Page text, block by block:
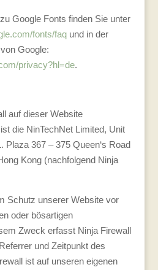
Google Fonts finden Sie unter
fonts/faqund in der
Google:
privacy?hl=de.
auf dieser Website
die NinTechNet Limited, Unit
Plaza 367 – 375 Queen‘s Road
Kong (nachfolgend Ninja
Schutz unserer Website vor
oder bösartigen
Zweck erfasst Ninja Firewall
und Zeitpunkt des
ist auf unseren eigenen